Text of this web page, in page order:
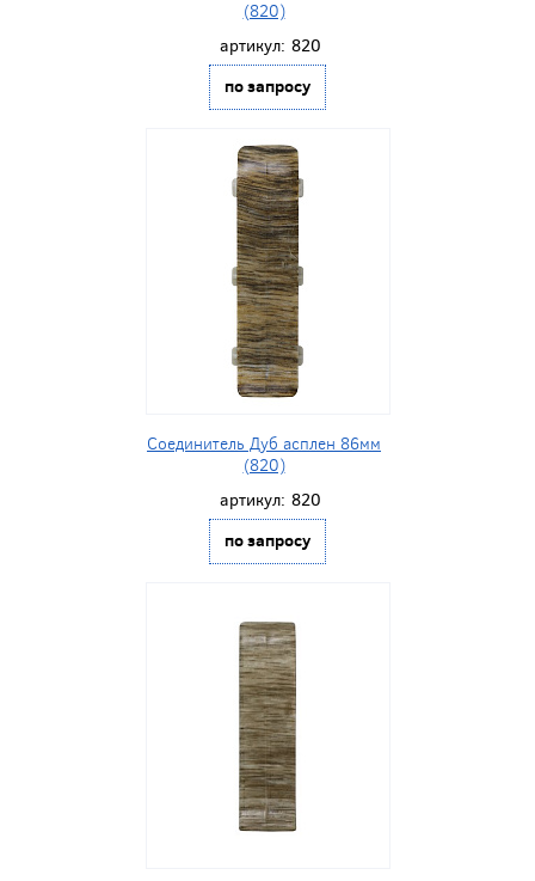
(820)
артикул: 820
по запросу
Соединитель Дуб асплен 86мм
(820)
артикул: 820
по запросу